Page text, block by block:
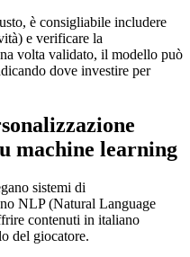
è consigliabile includere
e verificare la
volta validato, il modello può
dove investire per
machine learning
sistemi di
NLP (Natural Language
contenuti in italiano
del giocatore.